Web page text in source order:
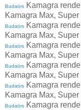
Budaörs Kamagra
Kamagra Max,
Budaörs Kamagra
Kamagra Max,
Budaörs Kamagra
Kamagra Max,
Budaörs Kamagra
Kamagra Max,
Budaörs Kamagra
Kamagra Max,
Budaörs Kamagra